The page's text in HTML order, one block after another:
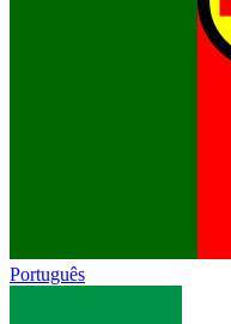
Português